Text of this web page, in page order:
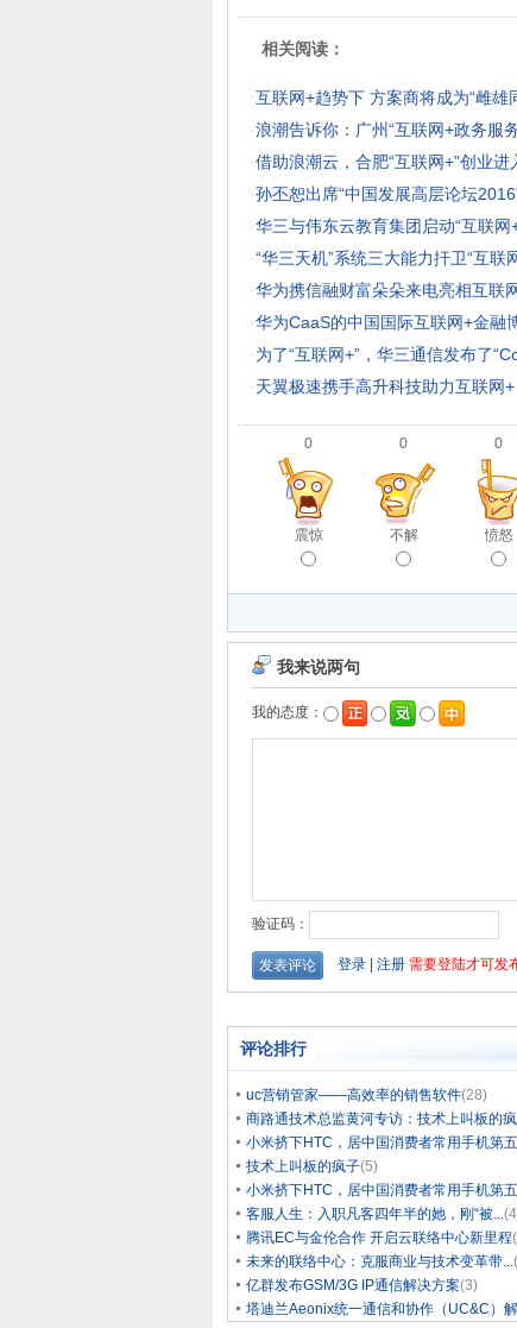
相关阅读：
·互联网+趋势下 方案商将成为“雌雄
·浪潮告诉你：广州“互联网+政务服
·借助浪潮云，合肥“互联网+”创业进
·孙丕恕出席“中国发展高层论坛
·华三与伟东云教育集团启动“互联网
·“华三天机”系统三大能力扞卫“互联
·华为携信融财富朵朵来电亮相互联
·华为CaaS的中国国际互联网+金融
·为了“互联网+”，华三通信发布了
·天翼极速携手高升科技助力互联网+
0
震惊
0
不解
0
愤怒
评论排行
uc营销管家——高效率的销售软件(28)
商路通技术总监黄河专访：技术上叫板的
小米挤下HTC，居中国消费者常用手机第五
技术上叫板的疯子(5)
小米挤下HTC，居中国消费者常用手机第五
客服人生：入职凡客四年半的她，刚“被...
腾讯EC与金伦合作 开启云联络中心新里程
未来的联络中心：克服商业与技术变革带...
亿群发布GSM/3G IP通信解决方案(3)
塔迪兰Aeonix统一通信和协作（UC&C）